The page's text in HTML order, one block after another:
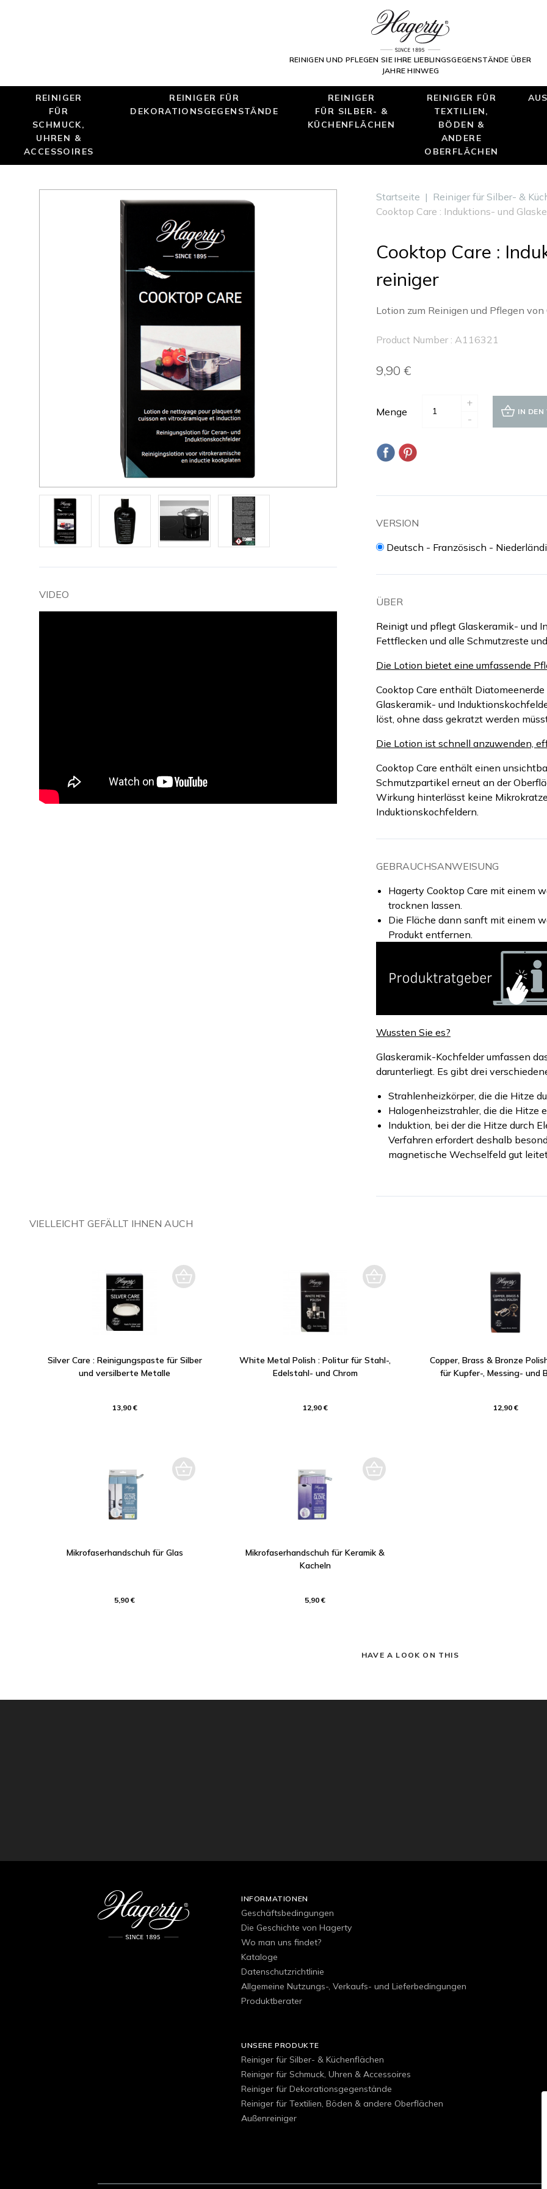
REINIGEN UND PFLEGEN SIE IHRE LIEBLINGSGEGENSTÄNDE ÜBER
JAHRE HINWEG
REINIGER
FÜR
SCHMUCK,
UHREN &
ACCESSOIRES
REINIGER FÜR
DEKORATIONSGEGENSTÄNDE
REINIGER
FÜR SILBER- &
KÜCHENFLÄCHEN
REINIGER FÜR
TEXTILIEN,
BÖDEN &
ANDERE
OBERFLÄCHEN
VIDEO
Startseite | Reiniger für Silber- &
Cooktop Care : Induktions- und
Cooktop Care :
reiniger
Lotion zum Reinigen und Pflegen
Product Number : A116321
9,90 €
Menge
+
-
IN DEN
VERSION
Deutsch - Französisch -
ÜBER
Reinigt und pflegt Glaskeramik- und
Fettflecken und alle Schmutzreste
Die Lotion bietet eine umfassende
Cooktop Care enthält
Glaskeramik- und
löst, ohne dass gekratzt werden
Die Lotion ist schnell anzuwenden,
Cooktop Care enthält einen
Schmutzpartikel erneut an der
Wirkung hinterlässt keine
Induktionskochfeldern.
GEBRAUCHSANWEISUNG
Hagerty Cooktop Care mit einem
trocknen lassen.
Die Fläche dann sanft mit einem
Produkt entfernen.
Wussten Sie es?
Glaskeramik-Kochfelder umfassen
darunterliegt. Es gibt drei
Strahlenheizkörper, die die Hitze
Halogenheizstrahler, die die Hitze
Induktion, bei der die Hitze durch
Verfahren erfordert deshalb
magnetische Wechselfeld gut
VIELLEICHT GEFÄLLT IHNEN AUCH
Silver Care : Reinigungspaste für Silber
und versilberte Metalle
13,90 €
White Metal Polish : Politur für Stahl-,
Edelstahl- und Chrom
12,90 €
Copper, Brass & Bronze
für Kupfer-, Messing- und
12,90 €
Mikrofaserhandschuh für Glas
5,90 €
Mikrofaserhandschuh für Keramik &
Kacheln
5,90 €
HAVE A LOOK ON THIS
INFORMATIONEN
Geschäftsbedingungen
Die Geschichte von Hagerty
Wo man uns findet?
Kataloge
Datenschutzrichtlinie
Allgemeine Nutzungs-, Verkaufs- und Lieferbedingungen
Produktberater
UNSERE PRODUKTE
Reiniger für Silber- & Küchenflächen
Reiniger für Schmuck, Uhren & Accessoires
Reiniger für Dekorationsgegenstände
Reiniger für Textilien, Böden & andere Oberflächen
Außenreiniger